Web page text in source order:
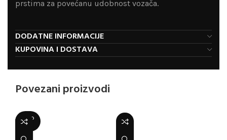
prstima za povećanu udobnost vozača.
DODATNE INFORMACIJE
KUPOVINA I DOSTAVA
Povezani proizvodi
SOLD
OUT